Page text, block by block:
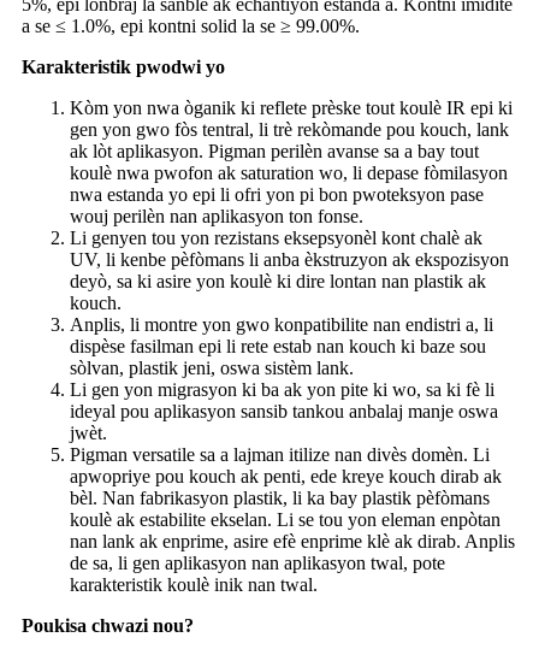
5%, epi lonbraj la sanble ak echantiyon estanda a. Kontni imidite
a se ≤ 1.0%, epi kontni solid la se ≥ 99.00%.
Karakteristik pwodwi yo
Kòm yon nwa òganik ki reflete prèske tout koulè IR epi ki
gen yon gwo fòs tentral, li trè rekòmande pou kouch, lank
ak lòt aplikasyon. Pigman perilèn avanse sa a bay tout
koulè nwa pwofon ak saturation wo, li depase fòmilasyon
nwa estanda yo epi li ofri yon pi bon pwoteksyon pase
wouj perilèn nan aplikasyon ton fonse.
Li genyen tou yon rezistans eksepsyonèl kont chalè ak
UV, li kenbe pèfòmans li anba èkstruzyon ak ekspozisyon
deyò, sa ki asire yon koulè ki dire lontan nan plastik ak
kouch.
Anplis, li montre yon gwo konpatibilite nan endistri a, li
dispèse fasilman epi li rete estab nan kouch ki baze sou
sòlvan, plastik jeni, oswa sistèm lank.
Li gen yon migrasyon ki ba ak yon pite ki wo, sa ki fè li
ideyal pou aplikasyon sansib tankou anbalaj manje oswa
jwèt.
Pigman versatile sa a lajman itilize nan divès domèn. Li
apwopriye pou kouch ak penti, ede kreye kouch dirab ak
bèl. Nan fabrikasyon plastik, li ka bay plastik pèfòmans
koulè ak estabilite ekselan. Li se tou yon eleman enpòtan
nan lank ak enprime, asire efè enprime klè ak dirab. Anplis
de sa, li gen aplikasyon nan aplikasyon twal, pote
karakteristik koulè inik nan twal.
Poukisa chwazi nou?